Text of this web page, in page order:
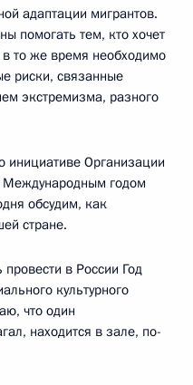
адаптации мигрантов.
помогать тем, кто хочет
в то же время необходимо
риски, связанные
экстремизма, разного
инициативе Организации
годом
обсудим, как
стране.
в России Год
культурного
что один
находится в зале, по-